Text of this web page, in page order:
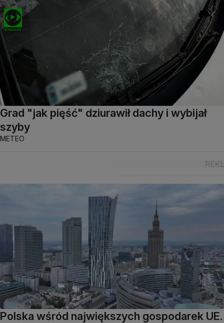
Grad "jak pięść" dziurawił dachy i wybijał
szyby
METEO
Polska wśród największych gospodarek UE.